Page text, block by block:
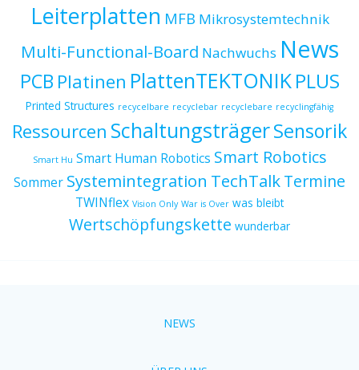
Leiterplatten MFB Mikrosystemtechnik
Multi-Functional-Board Nachwuchs News
PCB Platinen PlattenTEKTONIK PLUS
Printed Structures recycelbare recyclebar recyclebare recyclingfähig
Ressourcen SchaltungsträgerSensorik
Smart Hu Smart Human Robotics Smart Robotics
Sommer Systemintegration TechTalkTermine
TWINflex Vision Only War is Over was bleibt
Wertschöpfungskette wunderbar
NEWS